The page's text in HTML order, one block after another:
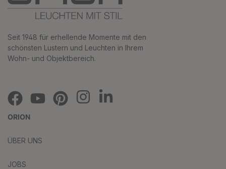
Seit 1948 für erhellende Momente mit den
schönsten Lustern und Leuchten in Ihrem
Wohn- und Objektbereich.
ORION
ÜBER UNS
JOBS